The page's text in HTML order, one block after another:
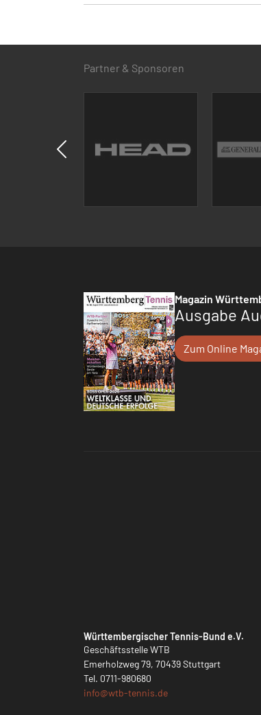
Partner & Sponsoren
Magazin
Ausgabe
Zum Online
Württembergischer Tennis-Bund e.V.
Geschäftsstelle WTB
Emerholzweg 79, 70439 Stuttgart
Tel. 0711-980680
info@wtb-tennis.de